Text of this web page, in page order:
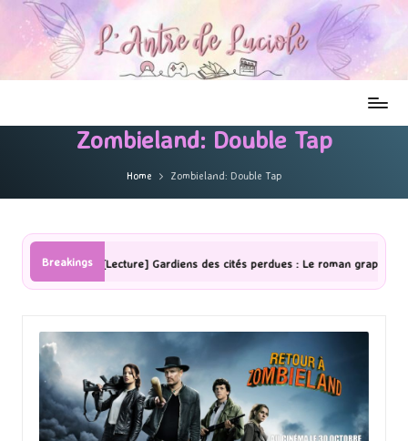
Zombieland: Double Tap
Home Zombieland: Double Tap
Breakings
[Lecture] Gardiens des cités perdues : Le roman graphique Tome 1